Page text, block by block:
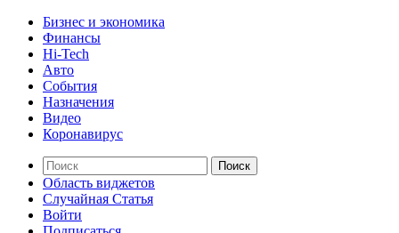
Бизнес и экономика
Финансы
Hi-Tech
Авто
События
Назначения
Видео
Коронавирус
Поиск
Область виджетов
Случайная Статья
Войти